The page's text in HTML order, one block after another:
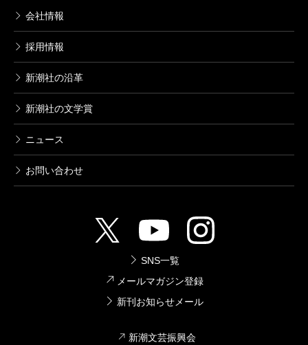
会社情報
採用情報
新潮社の沿革
新潮社の文学賞
ニュース
お問い合わせ
SNS一覧
メールマガジン登録
新刊お知らせメール
新潮文芸振興会